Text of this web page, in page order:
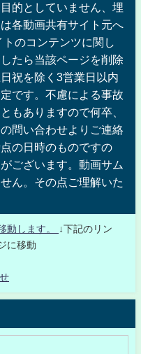
的としていません、埋
各動画共有サイト元へ
のコンテンツに関し
たら当該ページを削除
祝を除く3営業日以内
です。不慮による事故
もありますので何卒、
問い合わせよりご連絡
の日時のものですの
ございます。動画サム
ん。その点ご理解いた
動します。
↓下記のリン
に移動